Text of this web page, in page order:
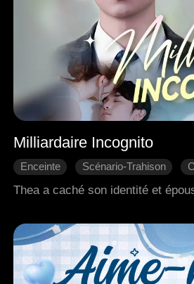
Milliardaire Incognito
Enceinte Scénario-Trahison
L'amour dur
PDG